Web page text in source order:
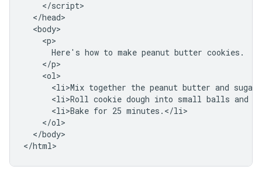
    </script>
  </head>
  <body>
    <p>
      Here's how to make peanut butter cookies.
    </p>
    <ol>
<li>Mix together the peanut butter and
<li>Roll cookie dough into small balls and
      <li>Bake for 25 minutes.</li>
    </ol>
  </body>
</html>